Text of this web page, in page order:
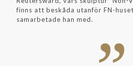
finns att beskåda utanför FN-
samarbetade han med.